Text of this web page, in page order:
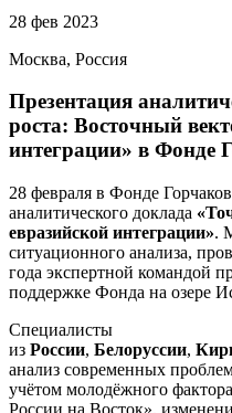
28 фев 2023
Москва, Россия
Презентация
роста: Восточный
интеграции» в Фонде
28 февраля в Фонде
аналитического доклада
евразийской интеграции».
ситуационного анализа,
года экспертной командой
поддержке Фонда на озере
Специалисты
из России, Белоруссии,
анализ современных
учётом молодёжного
России на Восток»,